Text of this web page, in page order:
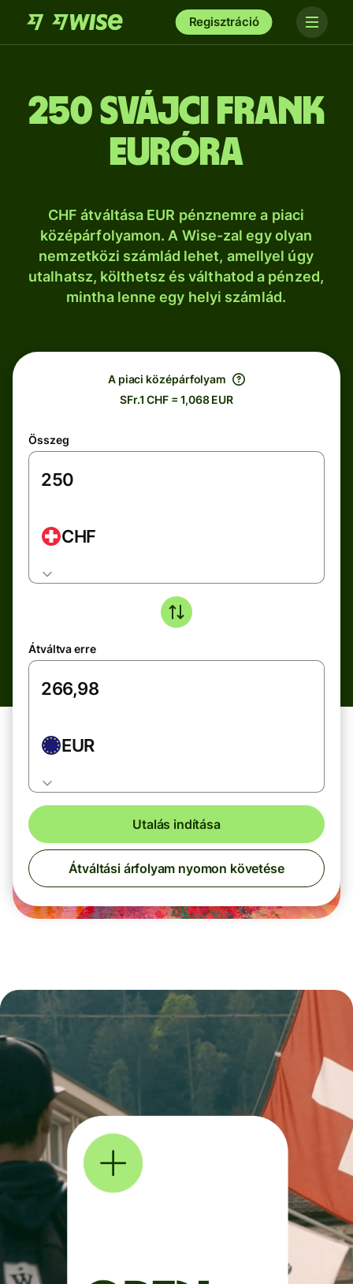
Regisztráció
250 svájci frank
euróra
CHF átváltása EUR pénznemre a piaci
középárfolyamon. A Wise-zal egy olyan
nemzetközi számlád lehet, amellyel úgy
utalhatsz, költhetsz és válthatod a pénzed,
mintha lenne egy helyi számlád.
A piaci középárfolyam
SFr.1 CHF = 1,068 EUR
Összeg
CHF
Átváltva erre
EUR
Utalás indítása
Átváltási árfolyam nyomon követése